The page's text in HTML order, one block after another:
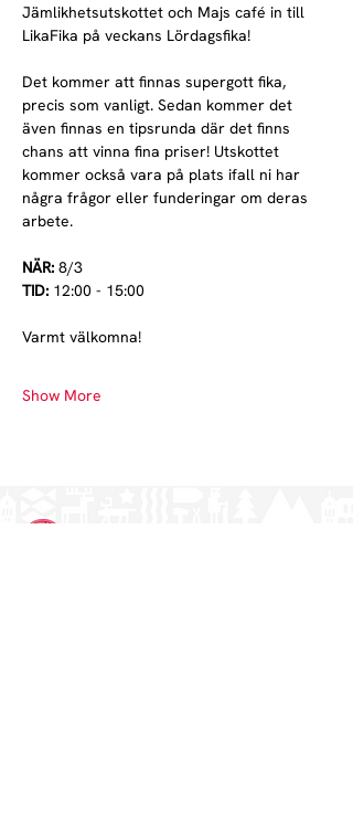
Jämlikhetsutskottet och Majs café in till
LikaFika på veckans Lördagsfika!
Det kommer att finnas supergott fika,
precis som vanligt. Sedan kommer det
även finnas en tipsrunda där det finns
chans att vinna fina priser! Utskottet
kommer också vara på plats ifall ni har
några frågor eller funderingar om deras
arbete.
NÄR: 8/3
TID: 12:00 - 15:00
Varmt välkomna!
Show More